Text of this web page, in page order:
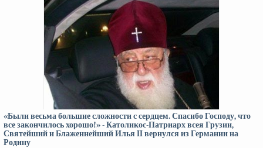
«Были весьма большие сложности с сердцем. Спасибо Господу, что
все закончилось хорошо!» - Католикос-Патриарх всея Грузии,
Святейший и Блаженнейший Илья II вернулся из Германии на
Родину